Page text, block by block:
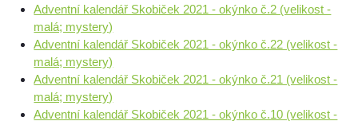
Adventní kalendář Skobiček 2021 - okýnko č.2 (velikost -
malá; mystery)
Adventní kalendář Skobiček 2021 - okýnko č.22 (velikost -
malá; mystery)
Adventní kalendář Skobiček 2021 - okýnko č.21 (velikost -
malá; mystery)
Adventní kalendář Skobiček 2021 - okýnko č.10 (velikost -